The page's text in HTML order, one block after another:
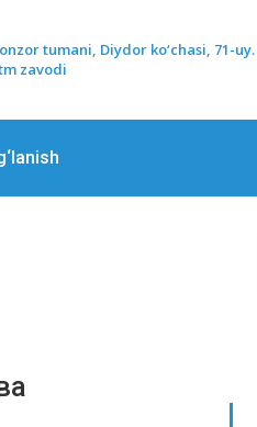
tumani, Diydor ko‘chasi, 71-uy.
zavodi